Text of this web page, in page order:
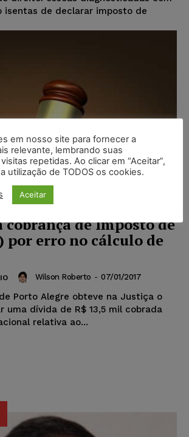
isentas de declarar imposto de
cobrança de Imposto de
por erro no cálculo de
Wilson Roberto - 07/01/2017
Porto Alegre obteve na Justiça o
uma dívida de R$ 13,5 mil cobrada
relativa ao...
em nosso site para fornecer a
relevante, lembrando suas
repetidas. Ao clicar em “Aceitar”,
utilização de TODOS os cookies.
Aceitar